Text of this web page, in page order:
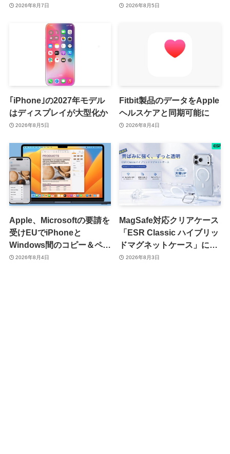
2026年8月7日
月8日か9月9日に開催見込
2026年8月5日
｢iPhone｣の2027年モデル
はディスプレイが大型化か
2026年8月5日
Fitbit製品のデータをApple
ヘルスケアと同期可能に
2026年8月4日
Apple、Microsoftの要請を
受けEUでiPhoneと
Windows間のコピー＆ペー
スト機能を提供へ
2026年8月4日
MagSafe対応クリアケース
「ESR Classic ハイブリッ
ドマグネットケース」に黄
ばみへの耐久性を向上させ
2026年8月3日